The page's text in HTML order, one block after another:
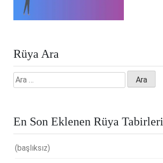
Rüya Ara
Arama:
En Son Eklenen Rüya Tabirleri
(başlıksız)